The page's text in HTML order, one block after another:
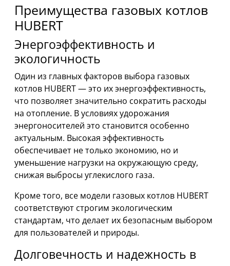
Преимущества газовых котлов
HUBERT
Энергоэффективность и
экологичность
Один из главных факторов выбора газовых
котлов HUBERT — это их энергоэффективность,
что позволяет значительно сократить расходы
на отопление. В условиях удорожания
энергоносителей это становится особенно
актуальным. Высокая эффективность
обеспечивает не только экономию, но и
уменьшение нагрузки на окружающую среду,
снижая выбросы углекислого газа.
Кроме того, все модели газовых котлов HUBERT
соответствуют строгим экологическим
стандартам, что делает их безопасным выбором
для пользователей и природы.
Долговечность и надежность в